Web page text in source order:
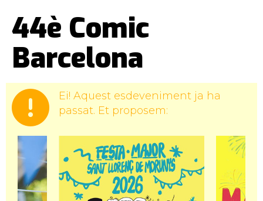
44è Comic
Barcelona
Ei! Aquest esdeveniment ja ha
passat. Et proposem: